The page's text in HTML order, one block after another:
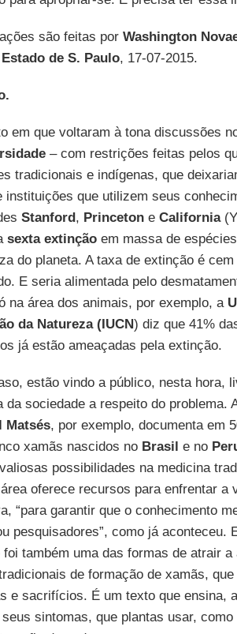
são feitas por Washington
de S. Paulo, 17-07-2015.
em que voltaram à tona discussões
– com restrições feitas pelos
tradicionais e indígenas, que
instituições que utilizem seus
Stanford, Princetone California
sexta extinçãoem massa de
do planeta. A taxa de extinção é
E seria alimentada pelo
na área dos animais, por exemplo, a
da Natureza (IUCN) diz que 41%
já estão ameaçadas pela extinção.
estão vindo a público, nesta hora,
da sociedade a respeito do problema.
Matsés, por exemplo, documenta em
xamãs nascidos no Brasil e no
possibilidades na medicina
oferece recursos para enfrentar a
“para garantir que o conhecimento
pesquisadores”, como já aconteceu.
foi também uma das formas de atrair
de formação de xamãs,
e sacrifícios. É um texto que ensina,
sintomas, que plantas usar,